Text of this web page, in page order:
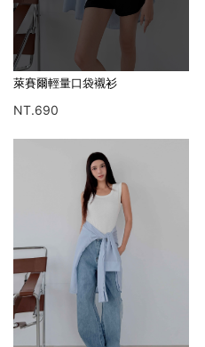
萊賽爾輕量口袋襯衫
NT.690